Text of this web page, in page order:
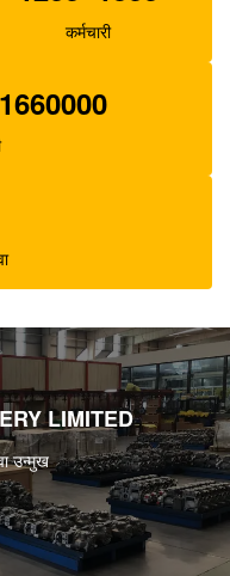
कर्मचारी
LIMITED
उन्मुख